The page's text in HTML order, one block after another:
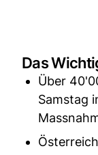
Das
Über
Samstag